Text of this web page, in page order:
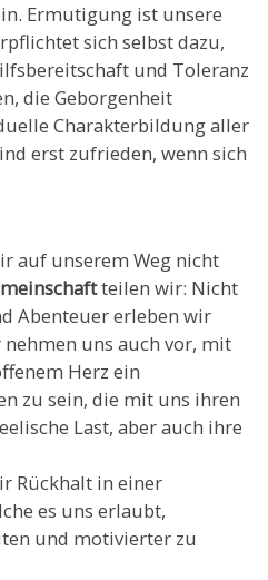
Ermutigung ist unsere
sich selbst dazu,
und Toleranz
die Geborgenheit
Charakterbildung aller
erst zufrieden, wenn sich
auf unserem Weg nicht
teilen wir: Nicht
Abenteuer erleben wir
uns auch vor, mit
Herz ein
zu sein, die mit uns ihren
Last, aber auch ihre
Rückhalt in einer
es uns erlaubt,
und motivierter zu